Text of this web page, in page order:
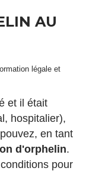
AU
légale et
et il était
hospitalier),
en tant
d'orphelin.
pour